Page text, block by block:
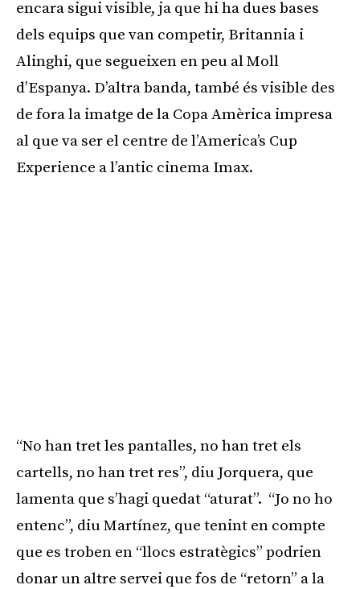
encara sigui visible, ja que hi ha dues bases
dels equips que van competir, Britannia i
Alinghi, que segueixen en peu al Moll
d’Espanya. D’altra banda, també és visible des
de fora la imatge de la Copa Amèrica impresa
al que va ser el centre de l’America’s Cup
Experience a l’antic cinema Imax.
“No han tret les pantalles, no han tret els
cartells, no han tret res”, diu Jorquera, que
lamenta que s’hagi quedat “aturat”. “Jo no ho
entenc”, diu Martínez, que tenint en compte
que es troben en “llocs estratègics” podrien
donar un altre servei que fos de “retorn” a la